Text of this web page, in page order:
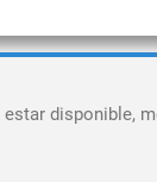
disponible,